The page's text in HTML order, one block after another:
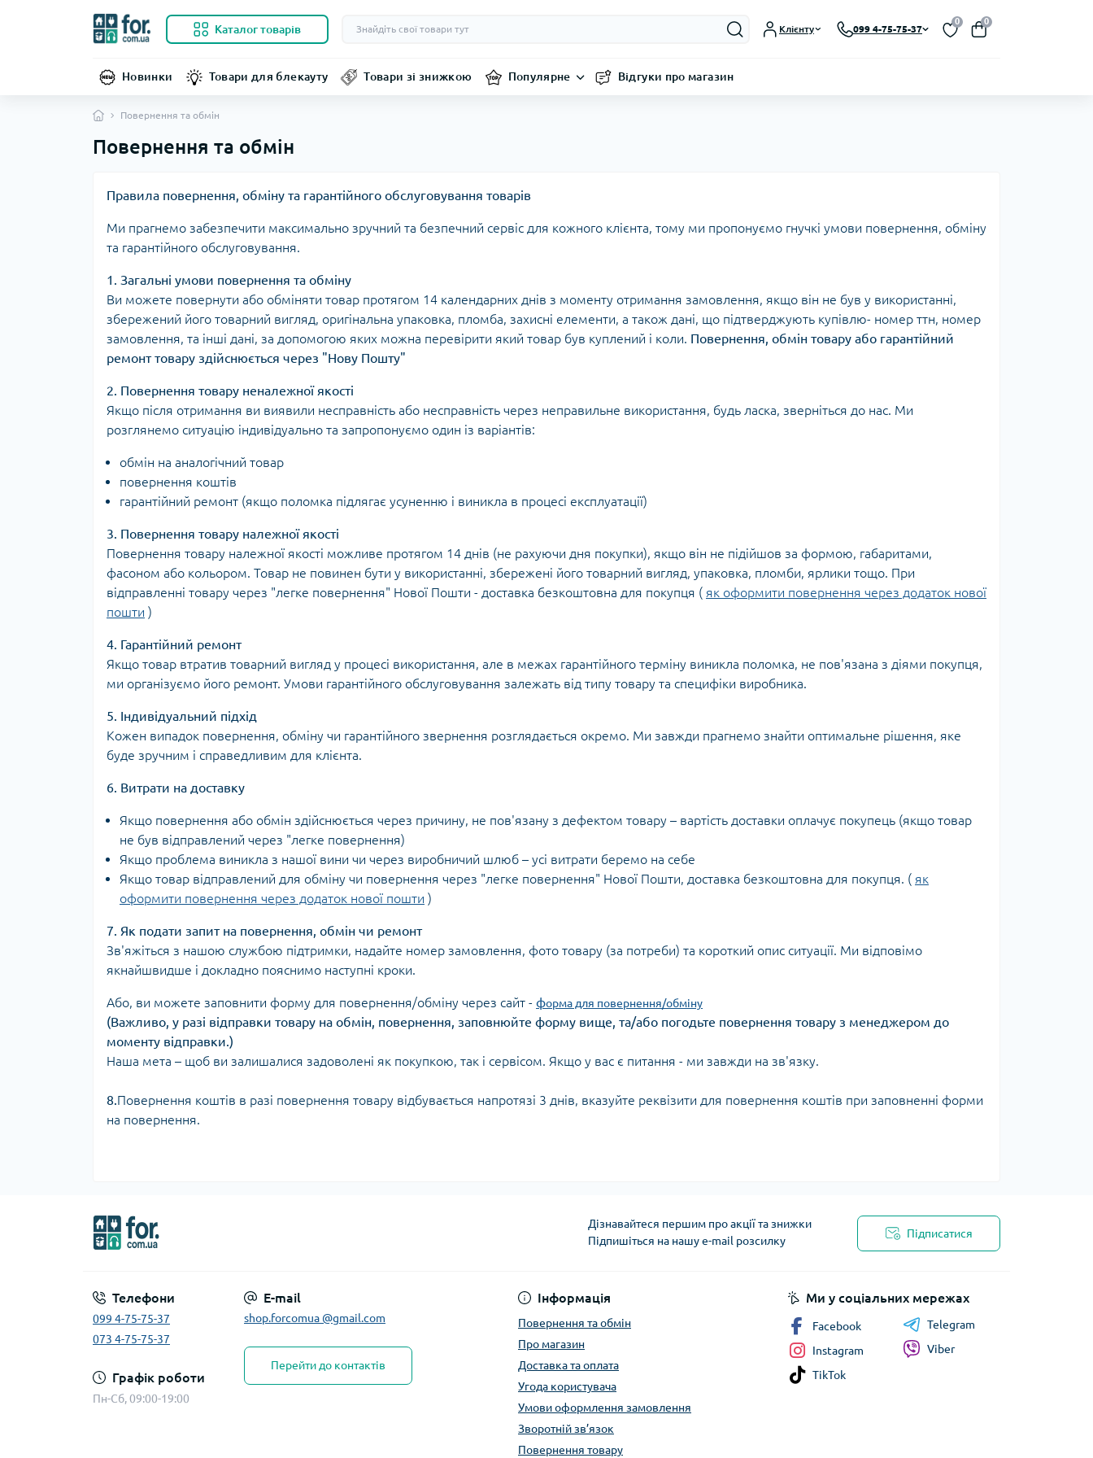
Каталог товарів Клієнту 099 4-75-75-37
0 0
Новинки Товари для блекауту Товари зі знижкою Популярне Відгуки про магазин
Повернення та обмін
Повернення та обмін
Правила повернення, обміну та гарантійного обслуговування товарів
Ми прагнемо забезпечити максимально зручний та безпечний сервіс для кожного клієнта, тому ми пропонуємо гнучкі умови повернення, обміну
та гарантійного обслуговування.
1. Загальні умови повернення та обміну
Ви можете повернути або обміняти товар протягом 14 календарних днів з моменту отримання замовлення, якщо він не був у використанні,
збережений його товарний вигляд, оригінальна упаковка, пломба, захисні елементи, а також дані, що підтверджують купівлю- номер ттн, номер
замовлення, та інші дані, за допомогою яких можна перевірити який товар був куплений і коли. Повернення, обмін товару або гарантійний
ремонт товару здійснюється через "Нову Пошту"
2. Повернення товару неналежної якості
Якщо після отримання ви виявили несправність або несправність через неправильне використання, будь ласка, зверніться до нас. Ми
розглянемо ситуацію індивідуально та запропонуємо один із варіантів:
обмін на аналогічний товар
повернення коштів
гарантійний ремонт (якщо поломка підлягає усуненню і виникла в процесі експлуатації)
3. Повернення товару належної якості
Повернення товару належної якості можливе протягом 14 днів (не рахуючи дня покупки), якщо він не підійшов за формою, габаритами,
фасоном або кольором. Товар не повинен бути у використанні, збережені його товарний вигляд, упаковка, пломби, ярлики тощо. При
відправленні товару через "легке повернення" Нової Пошти - доставка безкоштовна для покупця ( як оформити повернення через додаток нової
пошти )
4. Гарантійний ремонт
Якщо товар втратив товарний вигляд у процесі використання, але в межах гарантійного терміну виникла поломка, не пов'язана з діями покупця,
ми організуємо його ремонт. Умови гарантійного обслуговування залежать від типу товару та специфіки виробника.
5. Індивідуальний підхід
Кожен випадок повернення, обміну чи гарантійного звернення розглядається окремо. Ми завжди прагнемо знайти оптимальне рішення, яке
буде зручним і справедливим для клієнта.
6. Витрати на доставку
Якщо повернення або обмін здійснюється через причину, не пов'язану з дефектом товару – вартість доставки оплачує покупець (якщо товар
не був відправлений через "легке повернення)
Якщо проблема виникла з нашої вини чи через виробничий шлюб – усі витрати беремо на себе
Якщо товар відправлений для обміну чи повернення через "легке повернення" Нової Пошти, доставка безкоштовна для покупця. ( як
оформити повернення через додаток нової пошти )
7. Як подати запит на повернення, обмін чи ремонт
Зв'яжіться з нашою службою підтримки, надайте номер замовлення, фото товару (за потреби) та короткий опис ситуації. Ми відповімо
якнайшвидше і докладно пояснимо наступні кроки.
Або, ви можете заповнити форму для повернення/обміну через сайт - форма для повернення/обміну
(Важливо, у разі відправки товару на обмін, повернення, заповнюйте форму вище, та/або погодьте повернення товару з менеджером до
моменту відправки.)
Наша мета – щоб ви залишалися задоволені як покупкою, так і сервісом. Якщо у вас є питання - ми завжди на зв'язку.
8.Повернення коштів в разі повернення товару відбувається напротязі 3 днів, вказуйте реквізити для повернення коштів при заповненні форми
на повернення.
Дізнавайтеся першим про акції та знижки
Підпишіться на нашу e-mail розсилку
Підписатися
Телефони
099 4-75-75-37
073 4-75-75-37
Графік роботи
Пн-Сб, 09:00-19:00
E-mail
shop.forcomua @gmail.com
Перейти до контактів
Інформація
Повернення та обмін
Про магазин
Доставка та оплата
Угода користувача
Умови оформлення замовлення
Зворотній зв’язок
Повернення товару
Ми у соціальних мережах
Facebook
Instagram
TikTok
Telegram
Viber